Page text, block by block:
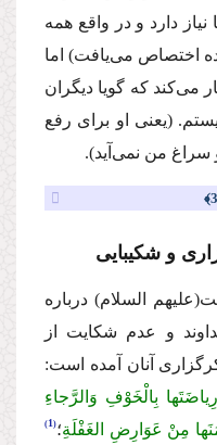
نیاز دارد و در واقع همه
اختصاص مى‌یافت) اما
مى‌كند كه گویا دیگران
(یعنى او براى رفع
سراغ من نمى‌آید).
و شكیبایى
(علیهم السلام) درباره
و عدم شكایت از
آنان آمده است:
بِالْخَوْفِ وَالرَّجاءِ
مِنْ عَوَارِضِ الغَفْلَةِ؛ 1